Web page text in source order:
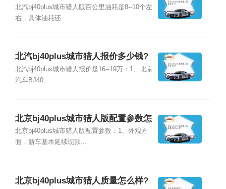
北汽bj40plus城市猎人版百公里油耗是8--10个左
右，具体油耗还...
北汽bj40plus城市猎人报价多少钱?
北汽bj40plus城市猎人报价是16--19万：1、北京
汽车BJ40...
北京bj40plus城市猎人版配置参数怎
么样?
北京bj40plus城市猎人版配置参数：1、外观方
面，新车基本延续现款...
北京bj40plus城市猎人质量怎么样?